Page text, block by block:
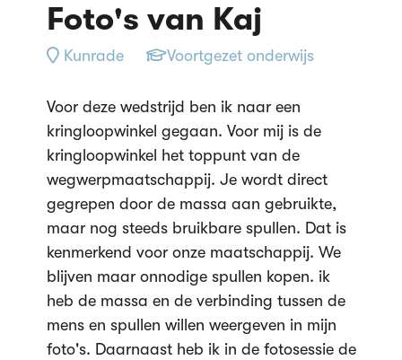
Foto's van Kaj
Kunrade Voortgezet onderwijs
Voor deze wedstrijd ben ik naar een
kringloopwinkel gegaan. Voor mij is de
kringloopwinkel het toppunt van de
wegwerpmaatschappij. Je wordt direct
gegrepen door de massa aan gebruikte,
maar nog steeds bruikbare spullen. Dat is
kenmerkend voor onze maatschappij. We
blijven maar onnodige spullen kopen. ik
heb de massa en de verbinding tussen de
mens en spullen willen weergeven in mijn
foto's. Daarnaast heb ik in de fotosessie de